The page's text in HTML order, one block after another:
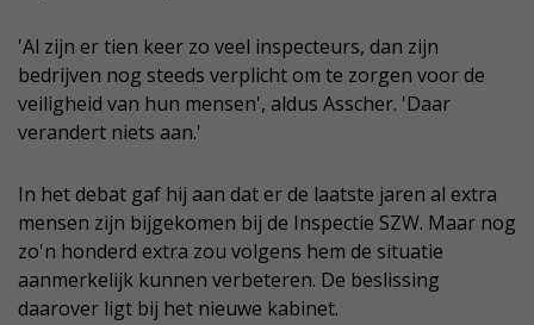
'Al zijn er tien keer zo veel inspecteurs, dan zijn
bedrijven nog steeds verplicht om te zorgen voor de
veiligheid van hun mensen', aldus Asscher. 'Daar
verandert niets aan.'
In het debat gaf hij aan dat er de laatste jaren al extra
mensen zijn bijgekomen bij de Inspectie SZW. Maar nog
zo'n honderd extra zou volgens hem de situatie
aanmerkelijk kunnen verbeteren. De beslissing
daarover ligt bij het nieuwe kabinet.